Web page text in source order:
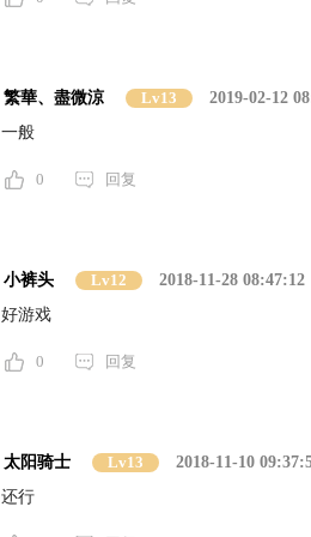
繁華、盡微涼 Lv13
2019-02-12
一般
0 回复
小裤头 Lv12
2018-11-28 08:47:12
好游戏
0 回复
太阳骑士 Lv13
2018-11-10
还行